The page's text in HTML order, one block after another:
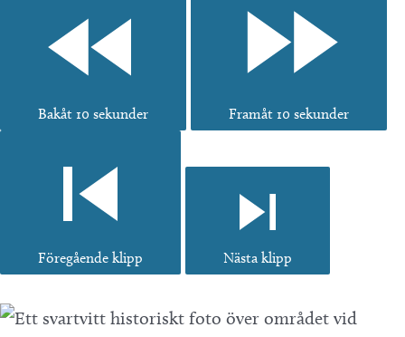
Bakåt 10 sekunder Framåt 10 sekunder
Föregående klipp Nästa klipp